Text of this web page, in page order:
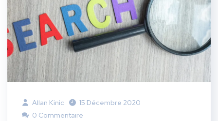
Allan Kinic
15 Décembre 2020
0 Commentaire